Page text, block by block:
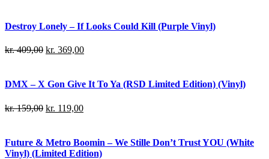
Destroy Lonely – If Looks Could Kill (Purple Vinyl)
kr.409,00 kr. 369,00
DMX – X Gon Give It To Ya (RSD Limited Edition) (Vinyl)
kr.159,00 kr. 119,00
Future & Metro Boomin – We Stille Don’t Trust YOU (White
Vinyl) (Limited Edition)